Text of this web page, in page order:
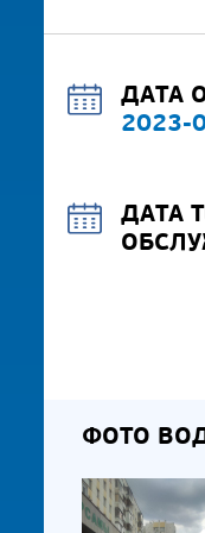
ДАТА
2023-
ДАТА
ФОТО